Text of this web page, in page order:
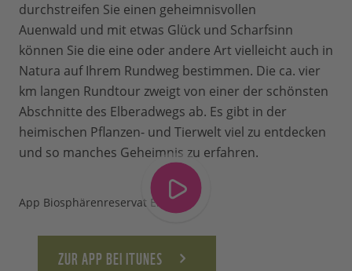
durchstreifen Sie einen geheimnisvollen
Auenwald und mit etwas Glück und Scharfsinn
können Sie die eine oder andere Art vielleicht auch in
Natura auf Ihrem Rundweg bestimmen. Die ca. vier
km langen Rundtour zweigt von einer der schönsten
Abschnitte des Elberadwegs ab. Es gibt in der
heimischen Pflanzen- und Tierwelt viel zu entdecken
und so manches Geheimnis zu erfahren.
App Biosphärenreservat Elbe
ZUR APP BEI ITUNES